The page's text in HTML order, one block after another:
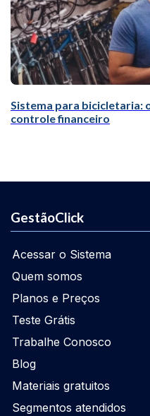
Sistema para bicicletaria:
controle financeiro
GestãoClick
Acessar o Sistema
Quem somos
Planos e Preços
Teste Grátis
Trabalhe Conosco
Blog
Materiais gratuitos
Segmentos atendidos